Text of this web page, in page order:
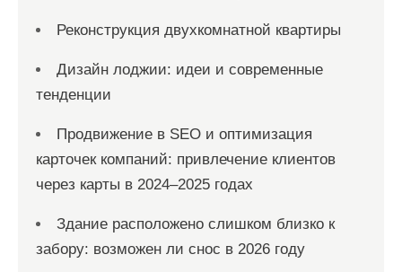
Реконструкция двухкомнатной квартиры
Дизайн лоджии: идеи и современные
тенденции
Продвижение в SEO и оптимизация
карточек компаний: привлечение клиентов
через карты в 2024–2025 годах
Здание расположено слишком близко к
забору: возможен ли снос в 2026 году